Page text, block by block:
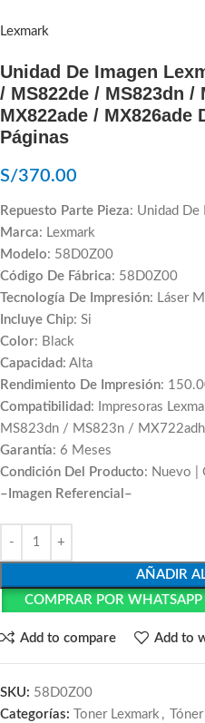
Lexmark
Unidad De Imagen
/ MS822de / MS823dn /
MX822ade / MX826ade
Páginas
S/370.00
Repuesto Parte Pieza: Unidad De
Marca: Lexmark
Modelo: 58D0Z00
Código De Fábrica: 58D0Z00
Tecnología De Impresión: Láser
Incluye Chip: Si
Color: Black
Capacidad : Alta
Rendimiento De Impresión:
Compatibilidad : Impresoras
MS823dn / MS823n /
Garantía: 6 Meses
Condición Del Producto: Nuevo |
–Imagen Referencial–
AÑADIR
COMPRAR POR WHATSAPP
Add to compare Add to
SKU: 58D0Z00
Categorías:
Toner Lexmark ,